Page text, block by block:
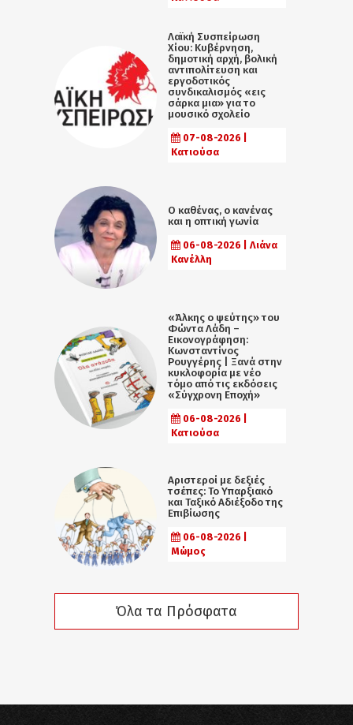
Λαϊκή Συσπείρωση
Χίου: Κυβέρνηση,
δημοτική αρχή, βολική
αντιπολίτευση και
εργοδοτικός
συνδικαλισμός «εις
σάρκα μια» για το
μουσικό σχολείο
07-08-2026 |
Κατιούσα
Ο καθένας, ο κανένας
και η οπτική γωνία
06-08-2026 | Λιάνα
Κανέλλη
«Άλκης ο ψεύτης» του
Φώντα Λάδη –
Εικονογράφηση:
Κωνσταντίνος
Ρουγγέρης | Ξανά στην
κυκλοφορία με νέο
τόμο από τις εκδόσεις
«Σύγχρονη Εποχή»
06-08-2026 |
Κατιούσα
Αριστεροί με δεξιές
τσέπες: Το Υπαρξιακό
και Ταξικό Αδιέξοδο της
Επιβίωσης
06-08-2026 |
Μώμος
Όλα τα Πρόσφατα